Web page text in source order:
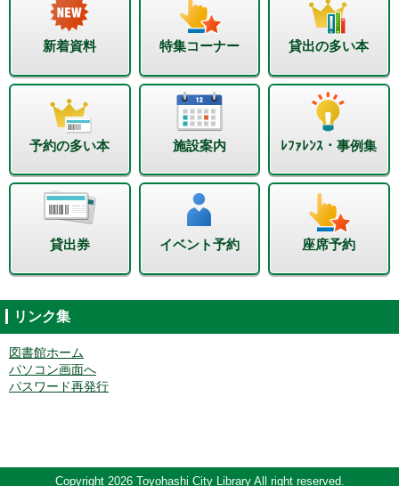
新着資料 特集コーナー 貸出の多い本
予約の多い本 施設案内 ﾚﾌｧﾚﾝｽ・事例集
貸出券 イベント予約 座席予約
リンク集
図書館ホーム
パソコン画面へ
パスワード再発行
Copyright 2026 Toyohashi City Library All right reserved.